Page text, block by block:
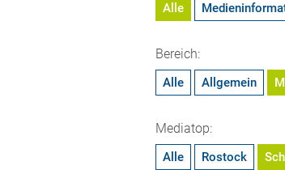
Alle
Bereich:
Alle Allgemein
Mediatop:
Alle Rostock